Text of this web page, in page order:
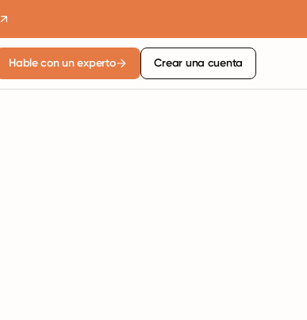
Hable con un experto Crear una cuenta